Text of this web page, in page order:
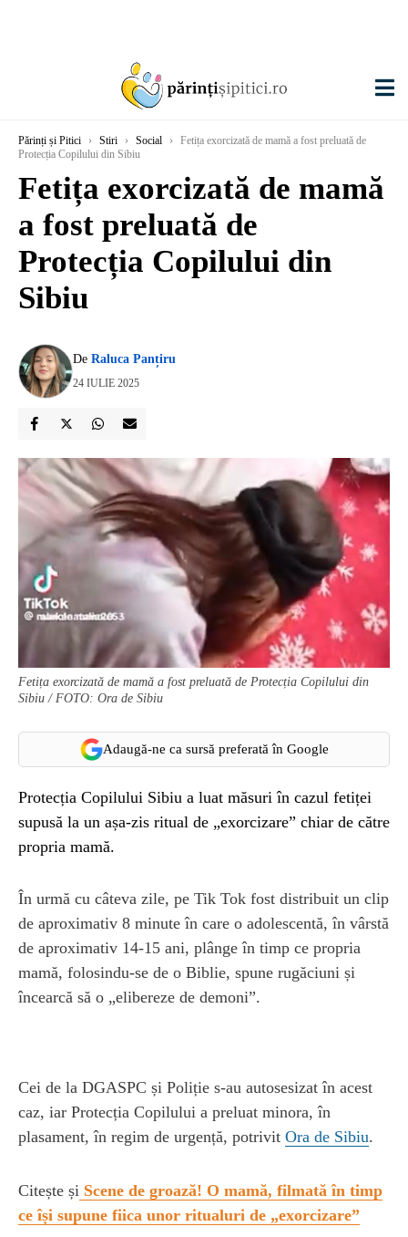
Părinți și Pitici › Stiri › Social ›
Fetița exorcizată de mamă a fost preluată de
Protecția Copilului din Sibiu
Fetița exorcizată de mamă
a fost preluată de
Protecția Copilului din
Sibiu
De Raluca Panțiru
24 IULIE 2025
Fetița exorcizată de mamă a fost preluată de Protecția Copilului din
Sibiu / FOTO: Ora de Sibiu
Adaugă-ne ca sursă preferată în Google
Protecția Copilului Sibiu a luat măsuri în cazul fetiței
supusă la un așa-zis ritual de „exorcizare” chiar de către
propria mamă.
În urmă cu câteva zile, pe Tik Tok fost distribuit un clip
de aproximativ 8 minute în care o adolescentă, în vârstă
de aproximativ 14-15 ani, plânge în timp ce propria
mamă, folosindu-se de o Biblie, spune rugăciuni și
încearcă să o „elibereze de demoni”.
Cei de la DGASPC și Poliție s-au autosesizat în acest
caz, iar Protecția Copilului a preluat minora, în
plasament, în regim de urgență, potrivit Ora de Sibiu.
Citește și Scene de groază! O mamă, filmată în timp
ce își supune fiica unor ritualuri de „exorcizare”